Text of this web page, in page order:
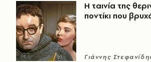
Η ταινία της
ποντίκι που
Γιάννης